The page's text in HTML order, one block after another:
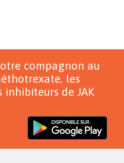
compagnon au
les
de JAK